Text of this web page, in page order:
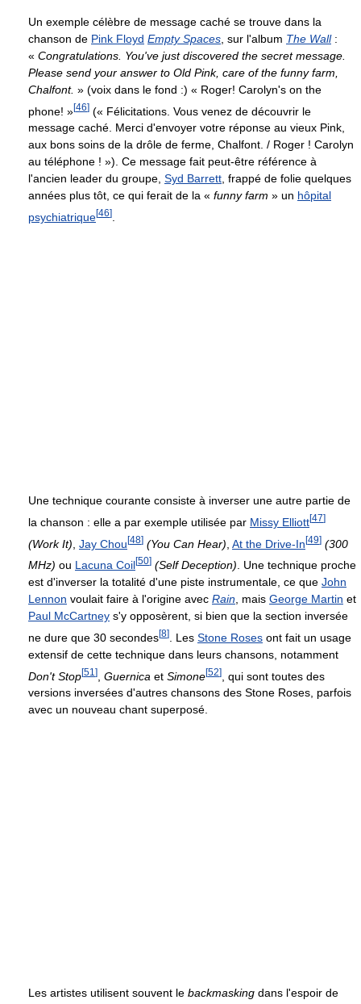
Un exemple célèbre de message caché se trouve dans la
chanson de Pink Floyd Empty Spaces , sur l'album The Wall:
« Congratulations. You've just discovered the secret message.
Please send your answer to Old Pink, care of the funny farm,
Chalfont. » (voix dans le fond :) « Roger! Carolyn's on the
phone! »[46] (« Félicitations. Vous venez de découvrir le
message caché. Merci d'envoyer votre réponse au vieux Pink,
aux bons soins de la drôle de ferme, Chalfont. / Roger ! Carolyn
au téléphone ! »). Ce message fait peut-être référence à
l'ancien leader du groupe, Syd Barrett, frappé de folie quelques
années plus tôt, ce qui ferait de la « funny farm » un hôpital
psychiatrique[46]
Une technique courante consiste à inverser une autre partie de
la chanson : elle a par exemple utilisée par Missy Elliott[47]
(Work It) Jay Chou[48] (You Can Hear) At the Drive-In[49] (300
MHz) ou Lacuna Coil[50] (Self Deception) . Une technique proche
est d'inverser la totalité d'une piste instrumentale, ce que John
Lennon voulait faire à l'origine avec Rain , mais George Martin et
Paul McCartney s'y opposèrent, si bien que la section inversée
ne dure que 30 secondes[8] . Les Stone Roses ont fait un usage
extensif de cette technique dans leurs chansons, notamment
Don't Stop[51 ] Guernica et Simone[52]
, qui sont toutes des
versions inversées d'autres chansons des Stone Roses, parfois
avec un nouveau chant superposé.
Les artistes utilisent souvent le backmasking dans l'espoir de